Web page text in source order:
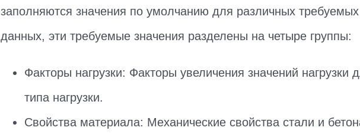
заполняются значения по умолчанию для различных
данных, эти требуемые значения разделены на четыре группы:
Факторы нагрузки: Факторы увеличения значений нагрузки
типа нагрузки.
Свойства материала: Механические свойства стали и